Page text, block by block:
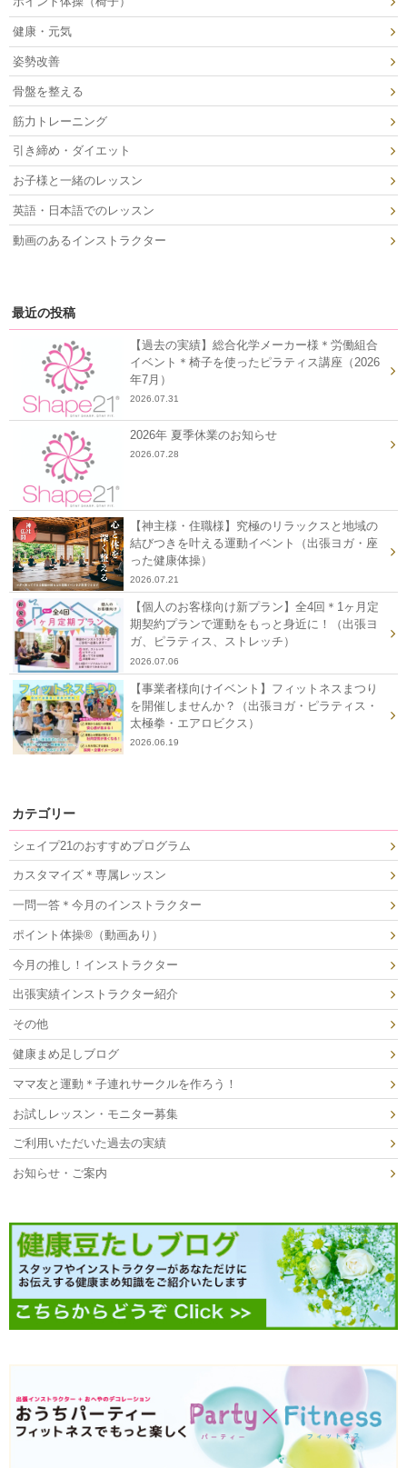
健康・元気
姿勢改善
骨盤を整える
筋力トレーニング
引き締め・ダイエット
お子様と一緒のレッスン
英語・日本語でのレッスン
動画のあるインストラクター
最近の投稿
【過去の実績】総合化学メーカー様＊労働組合
イベント＊椅子を使ったピラティス講座（2026
年7月）
2026.07.31
2026年 夏季休業のお知らせ
2026.07.28
【神主様・住職様】究極のリラックスと地域の
結びつきを叶える運動イベント（出張ヨガ・座
った健康体操）
2026.07.21
【個人のお客様向け新プラン】全4回＊1ヶ月定
期契約プランで運動をもっと身近に！（出張ヨ
ガ、ピラティス、ストレッチ）
2026.07.06
【事業者様向けイベント】フィットネスまつり
を開催しませんか？（出張ヨガ・ピラティス・
太極拳・エアロビクス）
2026.06.19
カテゴリー
シェイプ21のおすすめプログラム
カスタマイズ＊専属レッスン
一問一答＊今月のインストラクター
ポイント体操®（動画あり）
今月の推し！インストラクター
出張実績インストラクター紹介
その他
健康まめ足しブログ
ママ友と運動＊子連れサークルを作ろう！
お試しレッスン・モニター募集
ご利用いただいた過去の実績
お知らせ・ご案内